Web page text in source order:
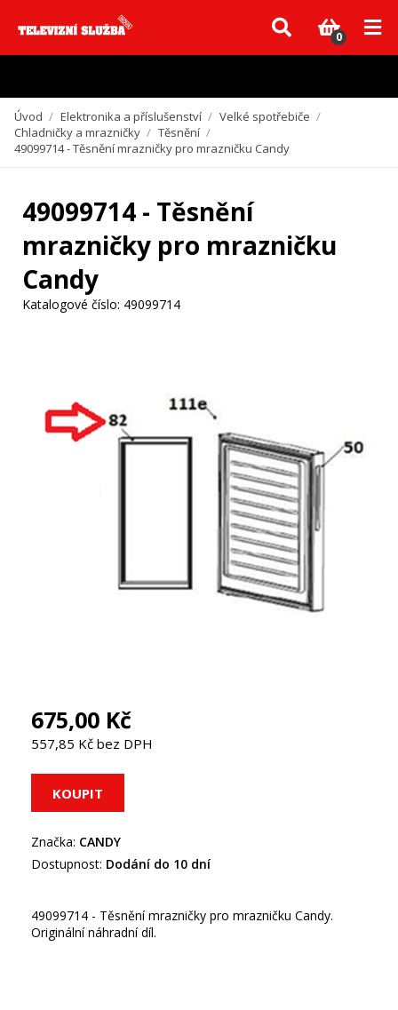
Vzhledem k aktuální situaci se může dodání dílů, které nejsou skladem,
zpozdit. Děkujeme za pochopení.
0
Úvod / Elektronika a příslušenství / Velké spotřebiče /
Chladničky a mrazničky / Těsnění /
49099714 - Těsnění mrazničky pro mrazničku Candy
49099714 - Těsnění
mrazničky pro mrazničku
Candy
Katalogové číslo: 49099714
675,00 Kč
557,85 Kč bez DPH
Značka: CANDY
Dostupnost: Dodání do 10 dní
49099714 - Těsnění mrazničky pro mrazničku Candy.
Originální náhradní díl.